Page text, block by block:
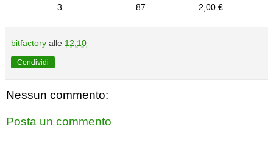
3
87 2,00 €
bitfactory alle 12:10
Condividi
Nessun commento:
Posta un commento